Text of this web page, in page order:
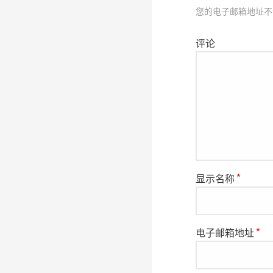
您的电子邮箱地址
评论
显示名称*
电子邮箱地址*